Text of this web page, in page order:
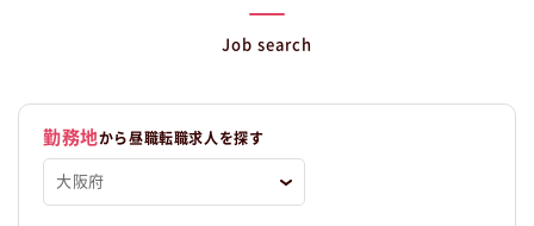
Job search
勤務地から昼職転職求人を探す